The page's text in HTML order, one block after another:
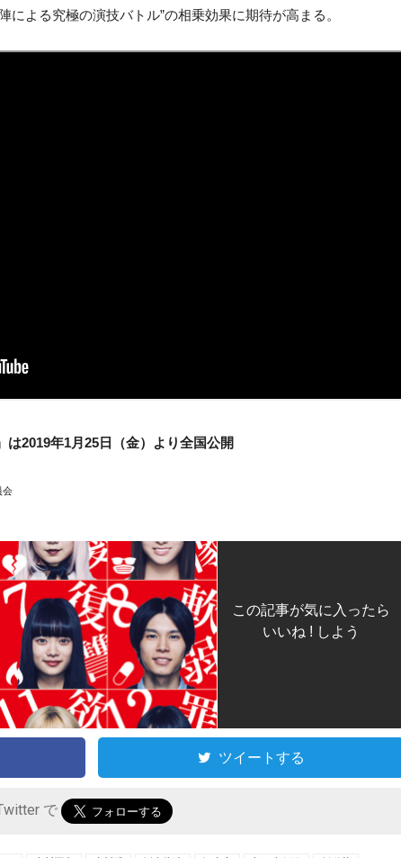
による究極の演技バトル”の相乗効果に期待が高まる。
は2019年1月25日（金）より全国公開
会
この記事が気に入ったら
いいね ! しよう
ツイートする
で